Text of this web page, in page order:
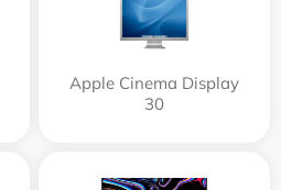
Apple Cinema Display
30